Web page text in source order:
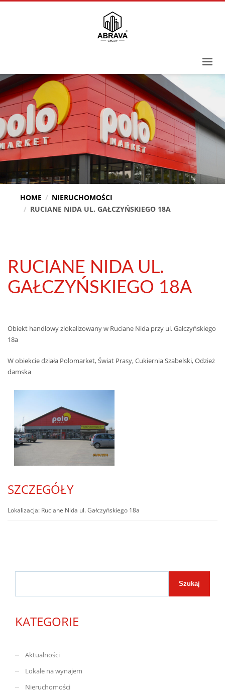
HOME
NIERUCHOMOŚCI
RUCIANE NIDA UL. GAŁCZYŃSKIEGO 18A
RUCIANE NIDA UL.
GAŁCZYŃSKIEGO 18A
Obiekt handlowy zlokalizowany w Ruciane Nida przy ul. Gałczyńskiego
18a
W obiekcie działa Polomarket, Świat Prasy, Cukiernia Szabelski, Odzież
damska
SZCZEGÓŁY
Lokalizacja: Ruciane Nida ul. Gałczyńskiego 18a
Szukaj
KATEGORIE
Aktualności
Lokale na wynajem
Nieruchomości